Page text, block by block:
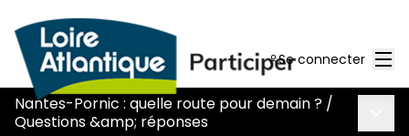
Se connecter
Nantes-Pornic : quelle route pour demain ? /
Questions &amp; réponses